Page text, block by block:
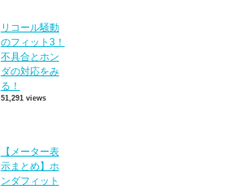
リコール騒動
のフィット3！
不具合とホン
ダの対応をみ
る！
51,291 views
【メーター表
示まとめ】ホ
ンダフィット